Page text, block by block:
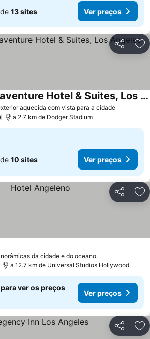
13 sites Ver preços
Partilhar
aquecida com vista para a cidade
The Westin Bonaventure Hotel & Suites, Los Angeles
a 2.7 km de Dodger Stadium
10 sites Ver preços
Partilhar
da cidade e do oceano
a 12.7 km de Universal Studios Hollywood
ver os preços
Ver preços
Partilhar